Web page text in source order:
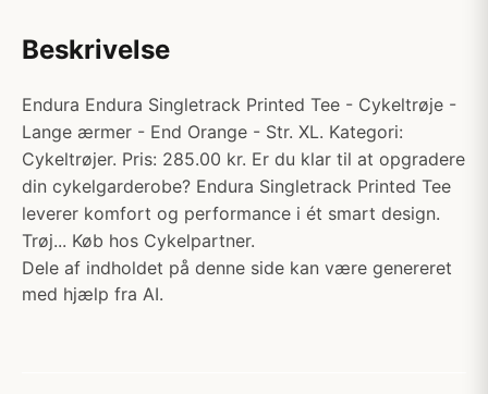
Beskrivelse
Endura Endura Singletrack Printed Tee - Cykeltrøje -
Lange ærmer - End Orange - Str. XL. Kategori:
Cykeltrøjer. Pris: 285.00 kr. Er du klar til at opgradere
din cykelgarderobe? Endura Singletrack Printed Tee
leverer komfort og performance i ét smart design.
Trøj... Køb hos Cykelpartner.
Dele af indholdet på denne side kan være genereret
med hjælp fra AI.